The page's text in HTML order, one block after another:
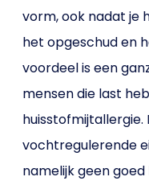
vorm, ook nadat je
het opgeschud en
voordeel is een
mensen die last
huisstofmijtallergie.
vochtregulerende
namelijk geen